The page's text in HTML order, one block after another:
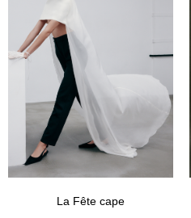
La Fête cape